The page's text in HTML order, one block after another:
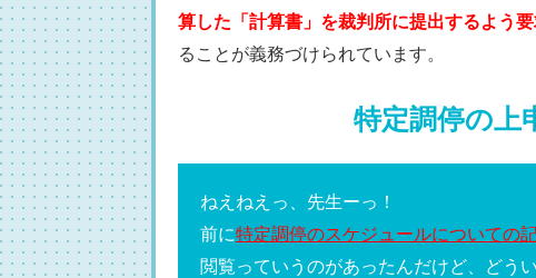
算した「計算書」を裁判所に提出するよう
ることが義務づけられています。
特定調停の上
ねえねえっ、先生ーっ！
前に特定調停のスケジュールについての
閲覧っていうのがあったんだけど、どう